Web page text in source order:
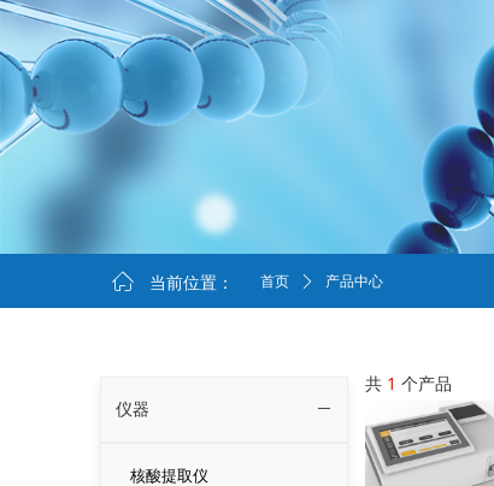
当前位置：
ꀇ 首页 ꄲ 产品中心
共 1 个产品
ꄵ
仪器
核酸提取仪